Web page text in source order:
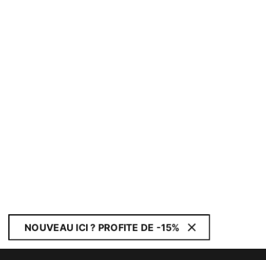
NOUVEAU ICI ? PROFITE DE -15%